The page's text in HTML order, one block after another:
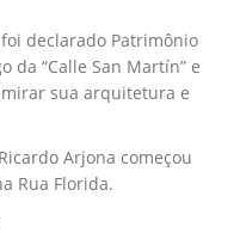
declarado Patrimônio
da “Calle San Martín” e
sua arquitetura e
Arjona começou
Rua Florida.